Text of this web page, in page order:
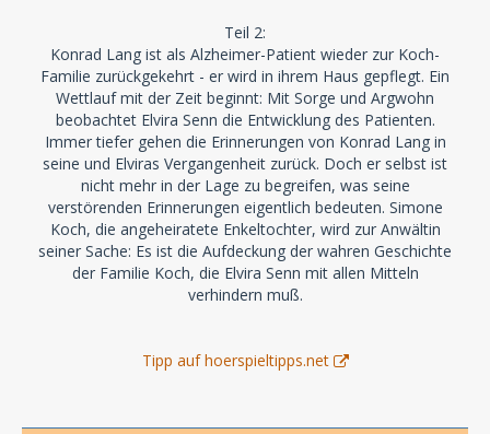
Teil 2:
Konrad Lang ist als Alzheimer-Patient wieder zur Koch-
Familie zurückgekehrt - er wird in ihrem Haus gepflegt. Ein
Wettlauf mit der Zeit beginnt: Mit Sorge und Argwohn
beobachtet Elvira Senn die Entwicklung des Patienten.
Immer tiefer gehen die Erinnerungen von Konrad Lang in
seine und Elviras Vergangenheit zurück. Doch er selbst ist
nicht mehr in der Lage zu begreifen, was seine
verstörenden Erinnerungen eigentlich bedeuten. Simone
Koch, die angeheiratete Enkeltochter, wird zur Anwältin
seiner Sache: Es ist die Aufdeckung der wahren Geschichte
der Familie Koch, die Elvira Senn mit allen Mitteln
verhindern muß.
Tipp auf hoerspieltipps.net